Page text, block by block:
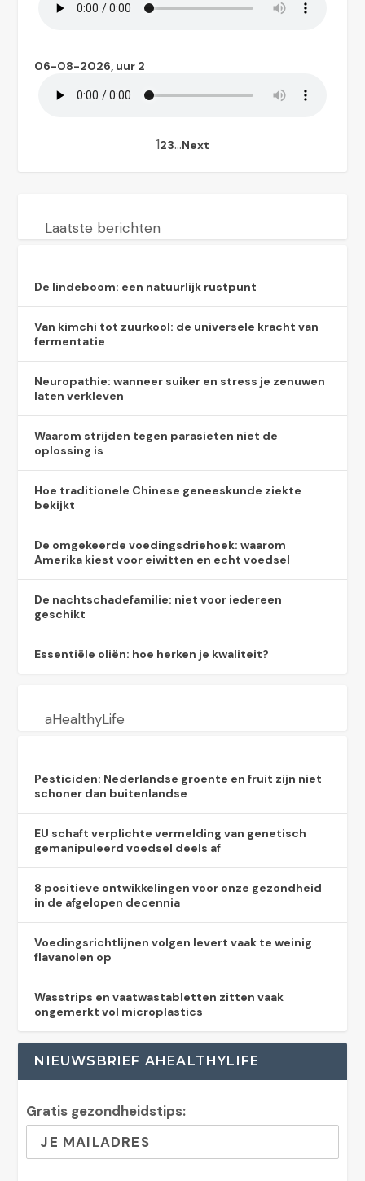
06-08-2026, uur 2
123…Next
Laatste berichten
De lindeboom: een natuurlijk rustpunt
Van kimchi tot zuurkool: de universele kracht van
fermentatie
Neuropathie: wanneer suiker en stress je zenuwen
laten verkleven
Waarom strijden tegen parasieten niet de
oplossing is
Hoe traditionele Chinese geneeskunde ziekte
bekijkt
De omgekeerde voedingsdriehoek: waarom
Amerika kiest voor eiwitten en echt voedsel
De nachtschadefamilie: niet voor iedereen
geschikt
Essentiële oliën: hoe herken je kwaliteit?
aHealthyLife
Pesticiden: Nederlandse groente en fruit zijn niet
schoner dan buitenlandse
EU schaft verplichte vermelding van genetisch
gemanipuleerd voedsel deels af
8 positieve ontwikkelingen voor onze gezondheid
in de afgelopen decennia
Voedingsrichtlijnen volgen levert vaak te weinig
flavanolen op
Wasstrips en vaatwastabletten zitten vaak
ongemerkt vol microplastics
NIEUWSBRIEF AHEALTHYLIFE
Gratis gezondheidstips: